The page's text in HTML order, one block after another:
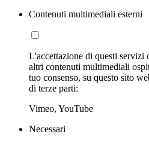
Contenuti multimediali esterni
L'accettazione di questi servizi
altri contenuti multimediali
tuo consenso, su questo sito
di terze parti:
Vimeo, YouTube
Necessari